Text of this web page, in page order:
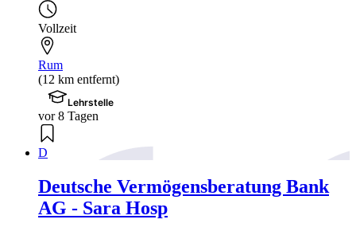
Vollzeit
Rum
(12 km entfernt)
Lehrstelle
vor 8 Tagen
D
Deutsche Vermögensberatung Bank
AG - Sara Hosp